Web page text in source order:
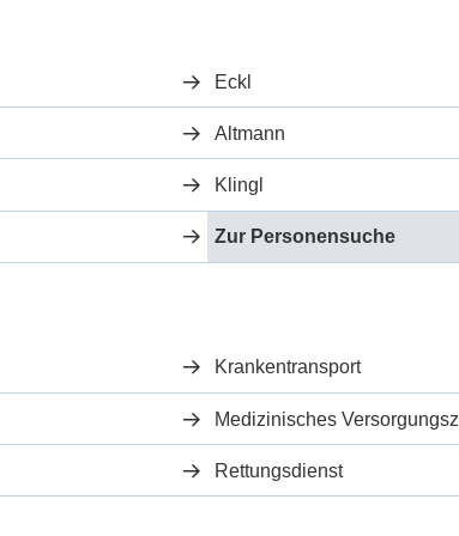
Eckl
Altmann
Klingl
Zur Personensuche
Krankentransport
Rettungsdienst